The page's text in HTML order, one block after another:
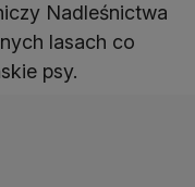
Nadleśnictwa
lasach co
psy.